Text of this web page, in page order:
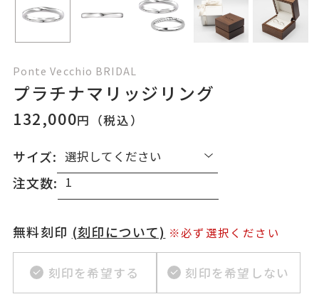
Ponte Vecchio BRIDAL
プラチナマリッジリング
132,000円（税込）
サイズ:
注文数:
無料刻印 (刻印について) ※必ず選択ください
刻印を希望する 刻印を希望しない